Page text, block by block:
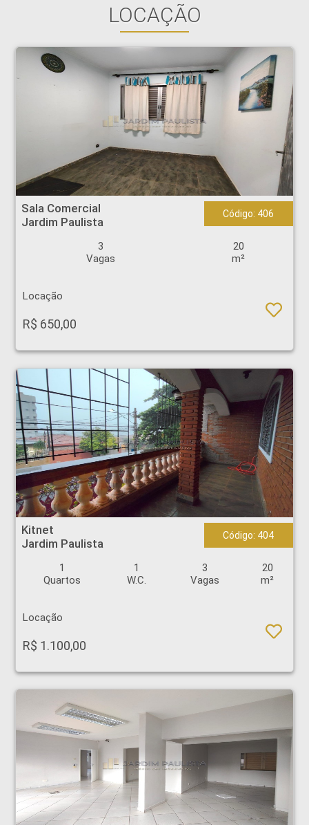
LOCAÇÃO
Sala Comercial - Jardim Paulista - Ribeirão Preto
Sala Comercial
Jardim Paulista
Código: 406
3
Vagas
20
m²
Locação
R$ 650,00
Kitnet - Jardim Paulista - Ribeirão Preto
Kitnet
Jardim Paulista
Código: 404
1
Quartos
1
W.C.
3
Vagas
20
m²
Locação
R$ 1.100,00